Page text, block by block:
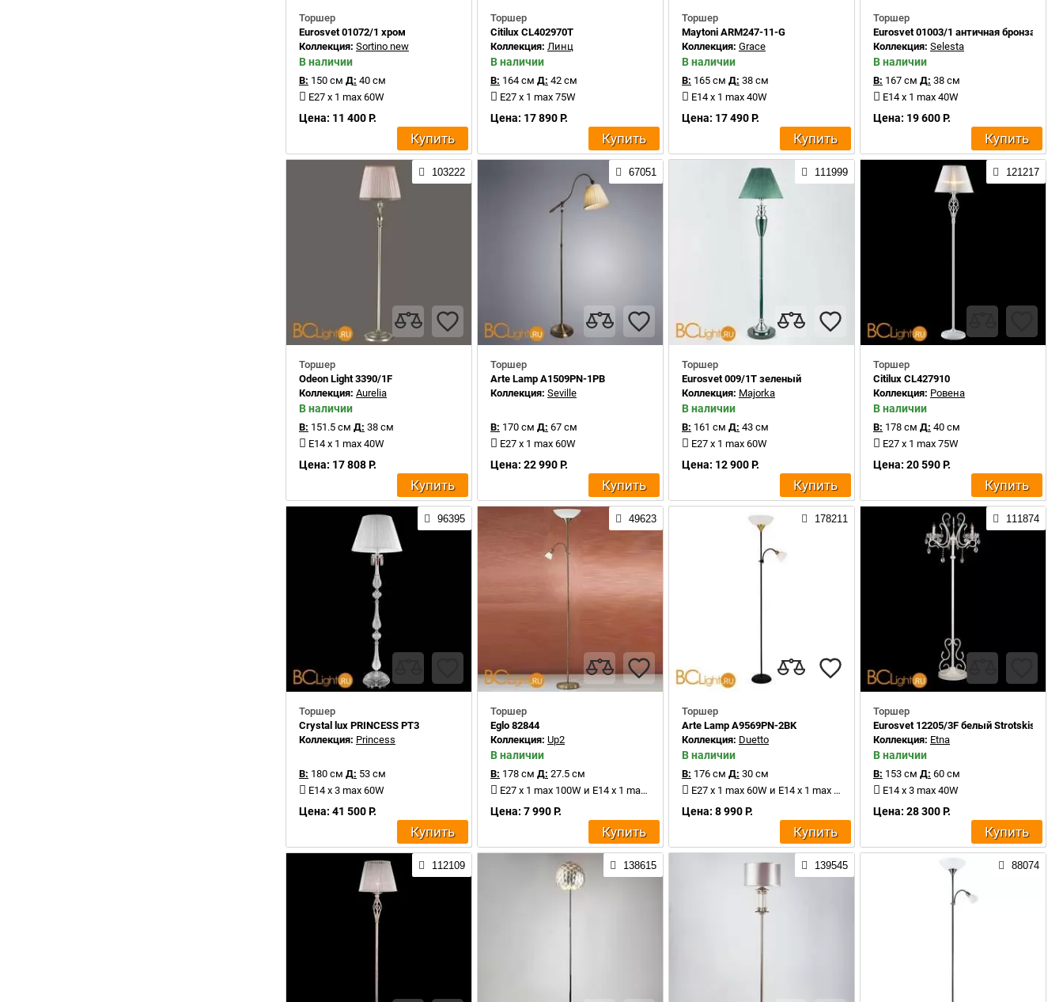
Торшер
Eurosvet 01072/1 хром
Коллекция: Sortino new
В наличии
В: 150 см Д: 40 см
E27 x 1 max 60W
Цена: 11 400 Р.
Купить
Торшер
Citilux CL402970T
Коллекция: Линц
В наличии
В: 164 см Д: 42 см
E27 x 1 max 75W
Цена: 17 890 Р.
Купить
Торшер
Maytoni ARM247-11-G
Коллекция: Grace
В наличии
В: 165 см Д: 38 см
E14 x 1 max 40W
Цена: 17 490 Р.
Купить
Торшер
Eurosvet 01003/1 античная бронза
Коллекция: Selesta
В наличии
В: 167 см Д: 38 см
E14 x 1 max 40W
Цена: 19 600 Р.
Купить
103222
Торшер
Odeon Light 3390/1F
Коллекция: Aurelia
В наличии
В: 151.5 см Д: 38 см
E14 x 1 max 40W
Цена: 17 808 Р.
Купить
67051
Торшер
Arte Lamp A1509PN-1PB
Коллекция: Seville
В: 170 см Д: 67 см
E27 x 1 max 60W
Цена: 22 990 Р.
Купить
111999
Торшер
Eurosvet 009/1T зеленый
Коллекция: Majorka
В наличии
В: 161 см Д: 43 см
E27 x 1 max 60W
Цена: 12 900 Р.
Купить
121217
Торшер
Citilux CL427910
Коллекция: Ровена
В наличии
В: 178 см Д: 40 см
E27 x 1 max 75W
Цена: 20 590 Р.
Купить
96395
Торшер
Crystal lux PRINCESS PT3
Коллекция: Princess
В: 180 см Д: 53 см
E14 x 3 max 60W
Цена: 41 500 Р.
Купить
49623
Торшер
Eglo 82844
Коллекция: Up2
В наличии
В: 178 см Д: 27.5 см
E27 x 1 max 100W и E14 x 1 max 40W
Цена: 7 990 Р.
Купить
178211
Торшер
Arte Lamp A9569PN-2BK
Коллекция: Duetto
В наличии
В: 176 см Д: 30 см
E27 x 1 max 60W и E14 x 1 max 25W
Цена: 8 990 Р.
Купить
111874
Торшер
Eurosvet 12205/3F белый Strotskis
Коллекция: Etna
В наличии
В: 153 см Д: 60 см
E14 x 3 max 40W
Цена: 28 300 Р.
Купить
112109 138615 139545 88074